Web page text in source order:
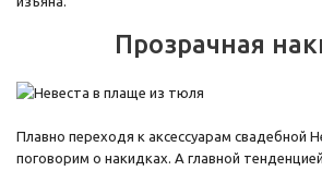
Прозрачная
Плавно переходя к аксессуарам свадебной
поговорим о накидках. А главной